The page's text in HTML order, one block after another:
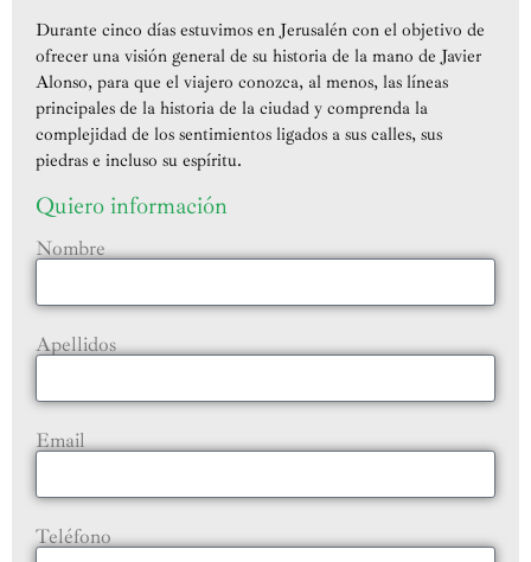
Durante cinco días estuvimos en Jerusalén con el objetivo de
ofrecer una visión general de su historia de la mano de Javier
Alonso, para que el viajero conozca, al menos, las líneas
principales de la historia de la ciudad y comprenda la
complejidad de los sentimientos ligados a sus calles, sus
piedras e incluso su espíritu.
Quiero información
Nombre
Apellidos
Email
Teléfono